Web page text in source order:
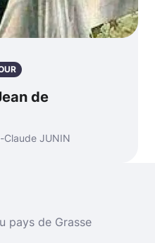
de
JUNIN
pays de Grasse